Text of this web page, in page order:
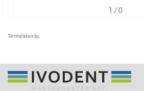
1 / 0
Termékleírás: